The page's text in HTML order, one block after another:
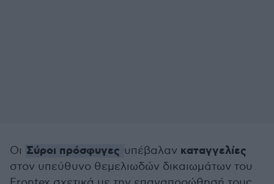
Οι Σύροι πρόσφυγες υπέβαλαν καταγγελίες
στον υπεύθυνο θεμελιωδών δικαιωμάτων του